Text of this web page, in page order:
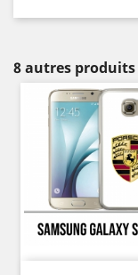
8 autres